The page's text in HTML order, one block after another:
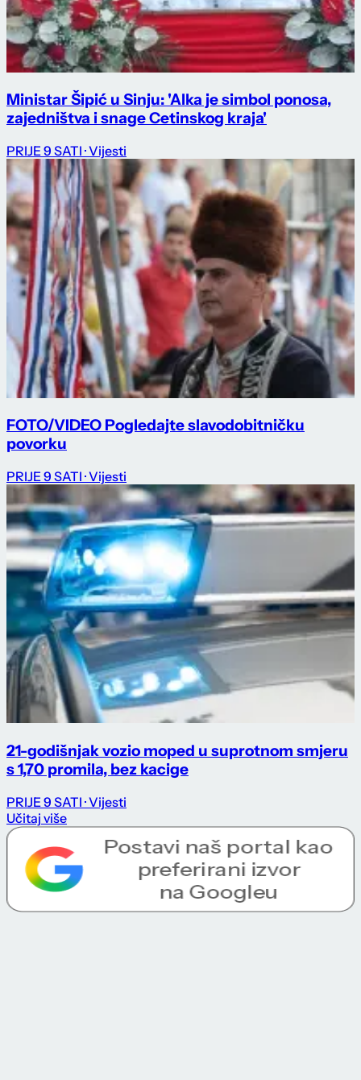
Ministar Šipić u Sinju: 'Alka je simbol ponosa,
zajedništva i snage Cetinskog kraja'
PRIJE 9 SATI · Vijesti
FOTO/VIDEO Pogledajte slavodobitničku
povorku
PRIJE 9 SATI · Vijesti
21-godišnjak vozio moped u suprotnom smjeru
s 1,70 promila, bez kacige
PRIJE 9 SATI · Vijesti
Učitaj više